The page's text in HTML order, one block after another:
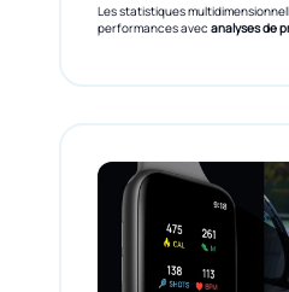
Les statistiques
performances avec analyses de